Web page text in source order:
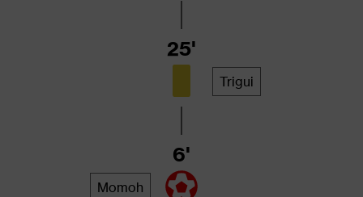
Trigui
25'
Momoh
6'